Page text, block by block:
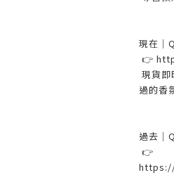
現在｜
👉
現貨即
過的香
過去｜
👉